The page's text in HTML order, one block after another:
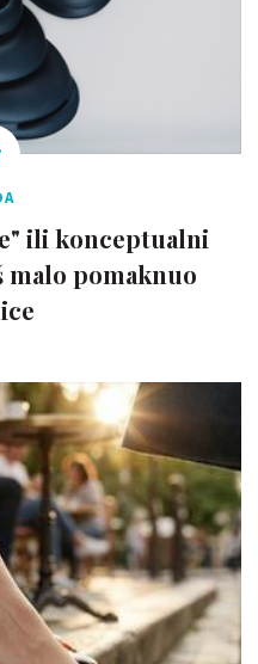
ili konceptualni
malo pomaknuo